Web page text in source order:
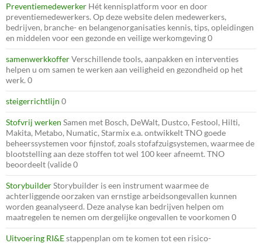
Preventiemedewerker Hét kennisplatform voor en door
preventiemedewerkers. Op deze website delen medewerkers,
bedrijven, branche- en belangenorganisaties kennis, tips, opleidingen
en middelen voor een gezonde en veilige werkomgeving 0
samenwerkkofferVerschillende tools, aanpakken en interventies
helpen u om samen te werken aan veiligheid en gezondheid op het
werk. 0
steigerrichtlijn 0
Stofvrij werken Samen met Bosch, DeWalt, Dustco, Festool, Hilti,
Makita, Metabo, Numatic, Starmix e.a. ontwikkelt TNO goede
beheerssystemen voor fijnstof, zoals stofafzuigsystemen, waarmee de
blootstelling aan deze stoffen tot wel 100 keer afneemt. TNO
beoordeelt (valide 0
StorybuilderStorybuilder is een instrument waarmee de
achterliggende oorzaken van ernstige arbeidsongevallen kunnen
worden geanalyseerd. Deze analyse kan bedrijven helpen om
maatregelen te nemen om dergelijke ongevallen te voorkomen 0
Uitvoering RI&Estappenplan om te komen tot een risico-